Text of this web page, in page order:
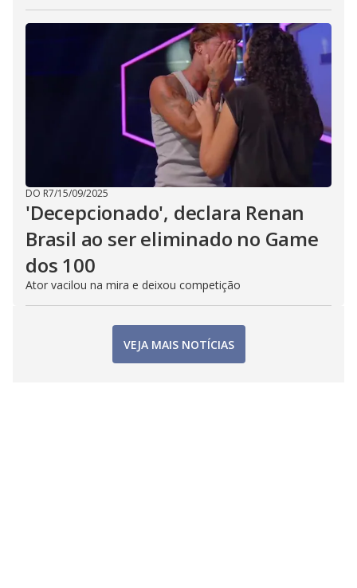
DO R7/15/09/2025
'Decepcionado', declara Renan
Brasil ao ser eliminado no Game
dos 100
Ator vacilou na mira e deixou competição
VEJA MAIS NOTÍCIAS